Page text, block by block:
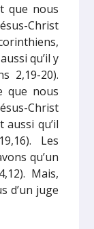
que nous
Christ
qu’il y
2,19-20).
que nous
Christ
aussi qu’il
Les
qu’un
Mais,
d’un juge